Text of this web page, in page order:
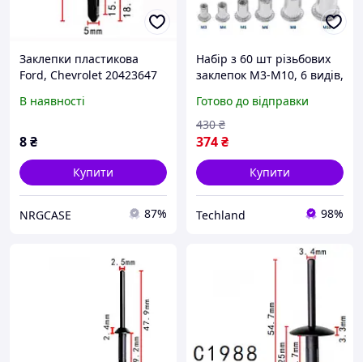
Заклепки пластикова
Ford, Chevrolet 20423647
В наявності
8₴
Купити
NRGCASE 87%
Набір з 60 шт різьбових
заклепок М3-М10, 6 видів,
металу, пластиковий кейс
Готово до відправки
374₴
430 ₴
Купити
Techland 98%